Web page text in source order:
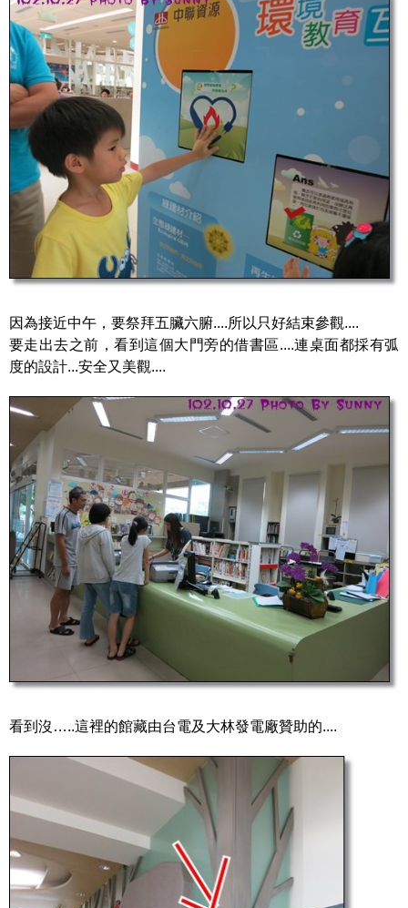
因為接近中午，要祭拜五臟六腑....所以只好結束參觀....
要走出去之前，看到這個大門旁的借書區....連桌面都採有弧
度的設計...安全又美觀....
看到沒…..這裡的館藏由台電及大林發電廠贊助的....